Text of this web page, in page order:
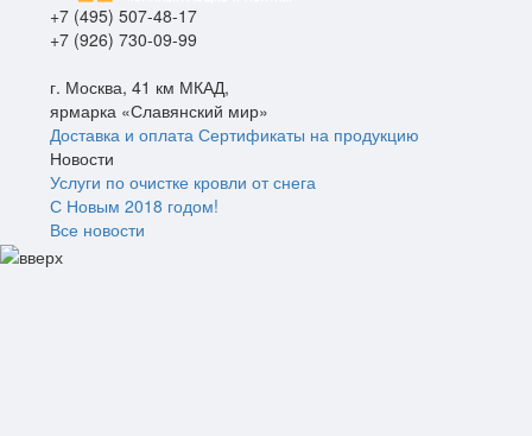
+7 (495) 507-48-17
+7 (926) 730-09-99
г. Москва, 41 км МКАД,
ярмарка «Славянский мир»
Доставка и оплата Сертификаты на продукцию
Новости
Услуги по очистке кровли от снега
С Новым 2018 годом!
Все новости